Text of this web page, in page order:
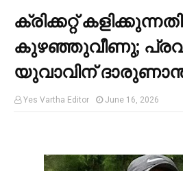
ക്രിക്കറ്റ്
കുഴഞ്ഞുവീണു;
യുവാവിന്
Yes Vartha Editor June 16, 2026